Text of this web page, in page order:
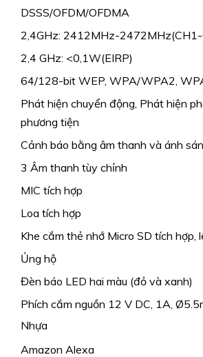
DSSS/OFDM/OFDMA
2,4GHz: 2412MHz-
2,4 GHz: <0,1W(EIRP)
64/128-bit WEP, WPA/WPA2,
Phát hiện chuyển động, Phát hiện
phương tiện
Cảnh báo bằng âm thanh và ánh
3 Âm thanh tùy chỉnh
MIC tích hợp
Loa tích hợp
Khe cắm thẻ nhớ Micro SD tích hợp,
Ủng hộ
Đèn báo LED hai màu (đỏ và xanh)
Phích cắm nguồn 12 V DC, 1A,
Nhựa
Amazon Alexa